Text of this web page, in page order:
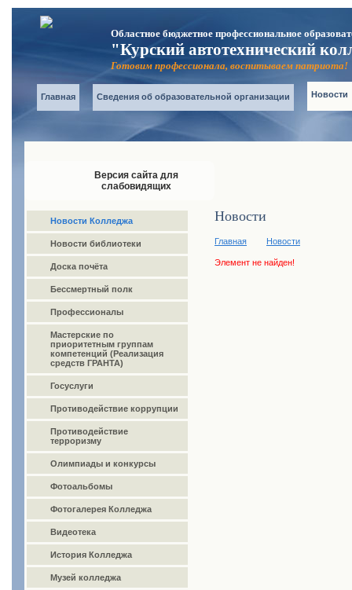
Областное бюджетное профессиональное
"Курский автотехнический
Готовим профессионала, воспитываем патриота!
Главная Сведения об образовательной организации Новости
Версия сайта для
слабовидящих
Новости Колледжа
Новости библиотеки
Доска почёта
Бессмертный полк
Профессионалы
Мастерские по
приоритетным группам
компетенций (Реализация
средств ГРАНТА)
Госуслуги
Противодействие коррупции
Противодействие
терроризму
Олимпиады и конкурсы
Фотоальбомы
Фотогалерея Колледжа
Видеотека
История Колледжа
Музей колледжа
Новости
Главная Новости
Элемент не найден!